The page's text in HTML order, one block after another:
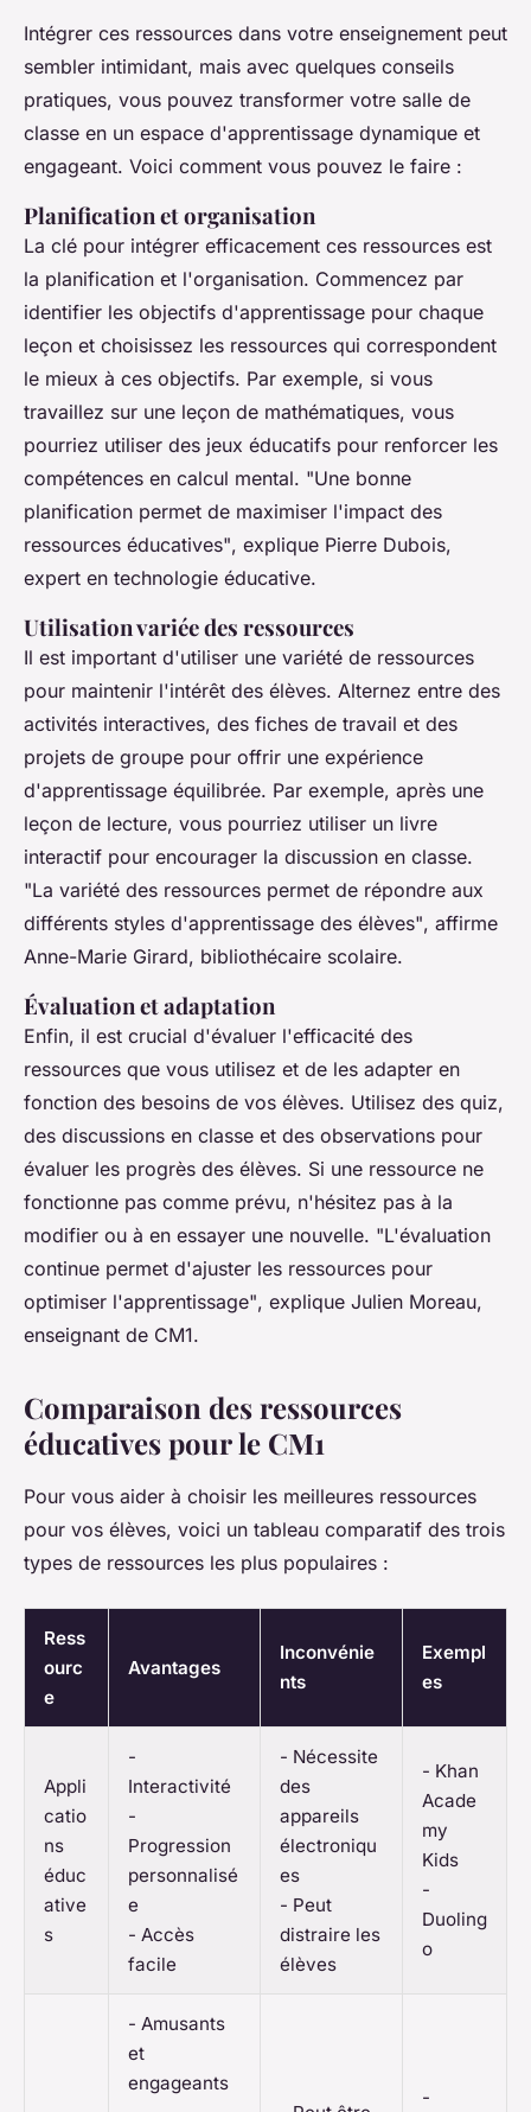
Intégrer ces ressources dans votre enseignement peut
sembler intimidant, mais avec quelques conseils
pratiques, vous pouvez transformer votre salle de
classe en un espace d'apprentissage dynamique et
engageant. Voici comment vous pouvez le faire :
Planification et organisation
La clé pour intégrer efficacement ces ressources est
la planification et l'organisation. Commencez par
identifier les objectifs d'apprentissage pour chaque
leçon et choisissez les ressources qui correspondent
le mieux à ces objectifs. Par exemple, si vous
travaillez sur une leçon de mathématiques, vous
pourriez utiliser des jeux éducatifs pour renforcer les
compétences en calcul mental. "Une bonne
planification permet de maximiser l'impact des
ressources éducatives", explique Pierre Dubois,
expert en technologie éducative.
Utilisation variée des ressources
Il est important d'utiliser une variété de ressources
pour maintenir l'intérêt des élèves. Alternez entre des
activités interactives, des fiches de travail et des
projets de groupe pour offrir une expérience
d'apprentissage équilibrée. Par exemple, après une
leçon de lecture, vous pourriez utiliser un livre
interactif pour encourager la discussion en classe.
"La variété des ressources permet de répondre aux
différents styles d'apprentissage des élèves", affirme
Anne-Marie Girard, bibliothécaire scolaire.
Évaluation et adaptation
Enfin, il est crucial d'évaluer l'efficacité des
ressources que vous utilisez et de les adapter en
fonction des besoins de vos élèves. Utilisez des quiz,
des discussions en classe et des observations pour
évaluer les progrès des élèves. Si une ressource ne
fonctionne pas comme prévu, n'hésitez pas à la
modifier ou à en essayer une nouvelle. "L'évaluation
continue permet d'ajuster les ressources pour
optimiser l'apprentissage", explique Julien Moreau,
enseignant de CM1.
Comparaison des ressources
éducatives pour le CM1
Pour vous aider à choisir les meilleures ressources
pour vos élèves, voici un tableau comparatif des trois
types de ressources les plus populaires :
Ress
ourc
e
Avantages
Inconvénie
nts
Exempl
es
Appli
catio
ns
éduc
ative
s
-
Interactivité
-
Progression
personnalisé
e
- Accès
facile
- Nécessite
des
appareils
électroniqu
es
- Peut
distraire les
élèves
- Khan
Acade
my
Kids
-
Duoling
o
- Amusants
et
engageants
-